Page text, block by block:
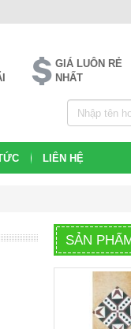
GIÁ LUÔN RẺ
NHẤT
LIÊN HỆ
SẢN